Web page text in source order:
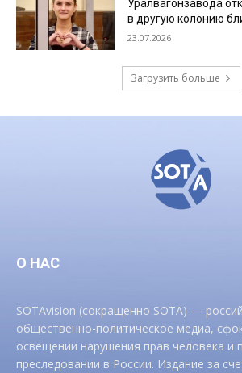
Уралвагонзавода
в другую колонию
23.07.2026
Загрузить больше
О НАС
SOTAvision (сокращенно SOTA) —
общественно-политическое медиа,
освещении нарушения прав человека и
преследовании в России. Издание за